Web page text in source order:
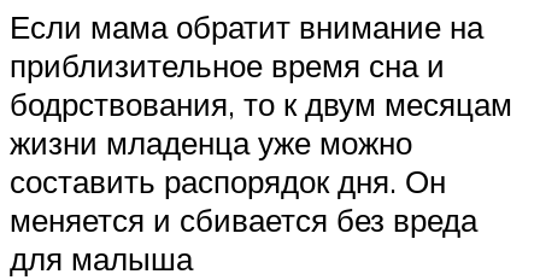
Если мама обратит внимание на
приблизительное время сна и
бодрствования, то к двум месяцам
жизни младенца уже можно
составить распорядок дня. Он
меняется и сбивается без вреда
для малыша